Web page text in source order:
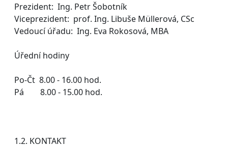
Prezident: Ing. Petr Šobotník
Viceprezident: prof. Ing. Libuše Müllerová, CSc
Vedoucí úřadu: Ing. Eva Rokosová, MBA
Úřední hodiny
Po-Čt 8.00 - 16.00 hod.
Pá 8.00 - 15.00 hod.
1.2. KONTAKT